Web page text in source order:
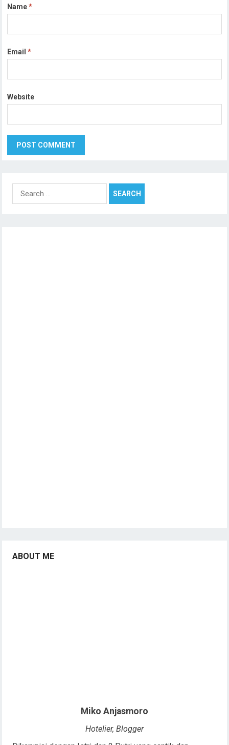
Name*
Email*
Website
Search
ABOUT ME
Miko Anjasmoro
Hotelier, Blogger